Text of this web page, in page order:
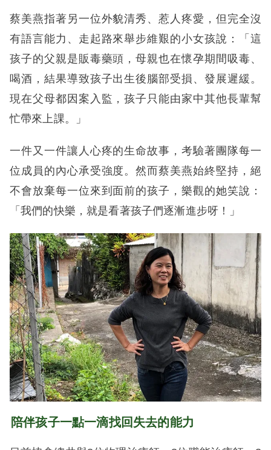
蔡美燕指著另一位外貌清秀、惹人疼愛，但完全沒
有語言能力、走起路來舉步維艱的小女孩說：「這
孩子的父親是販毒藥頭，母親也在懷孕期間吸毒、
喝酒，結果導致孩子出生後腦部受損、發展遲緩。
現在父母都因案入監，孩子只能由家中其他長輩幫
忙帶來上課。」
一件又一件讓人心疼的生命故事，考驗著團隊每一
位成員的內心承受強度。然而蔡美燕始終堅持，絕
不會放棄每一位來到面前的孩子，樂觀的她笑說：
「我們的快樂，就是看著孩子們逐漸進步呀！」
陪伴孩子一點一滴找回失去的能力